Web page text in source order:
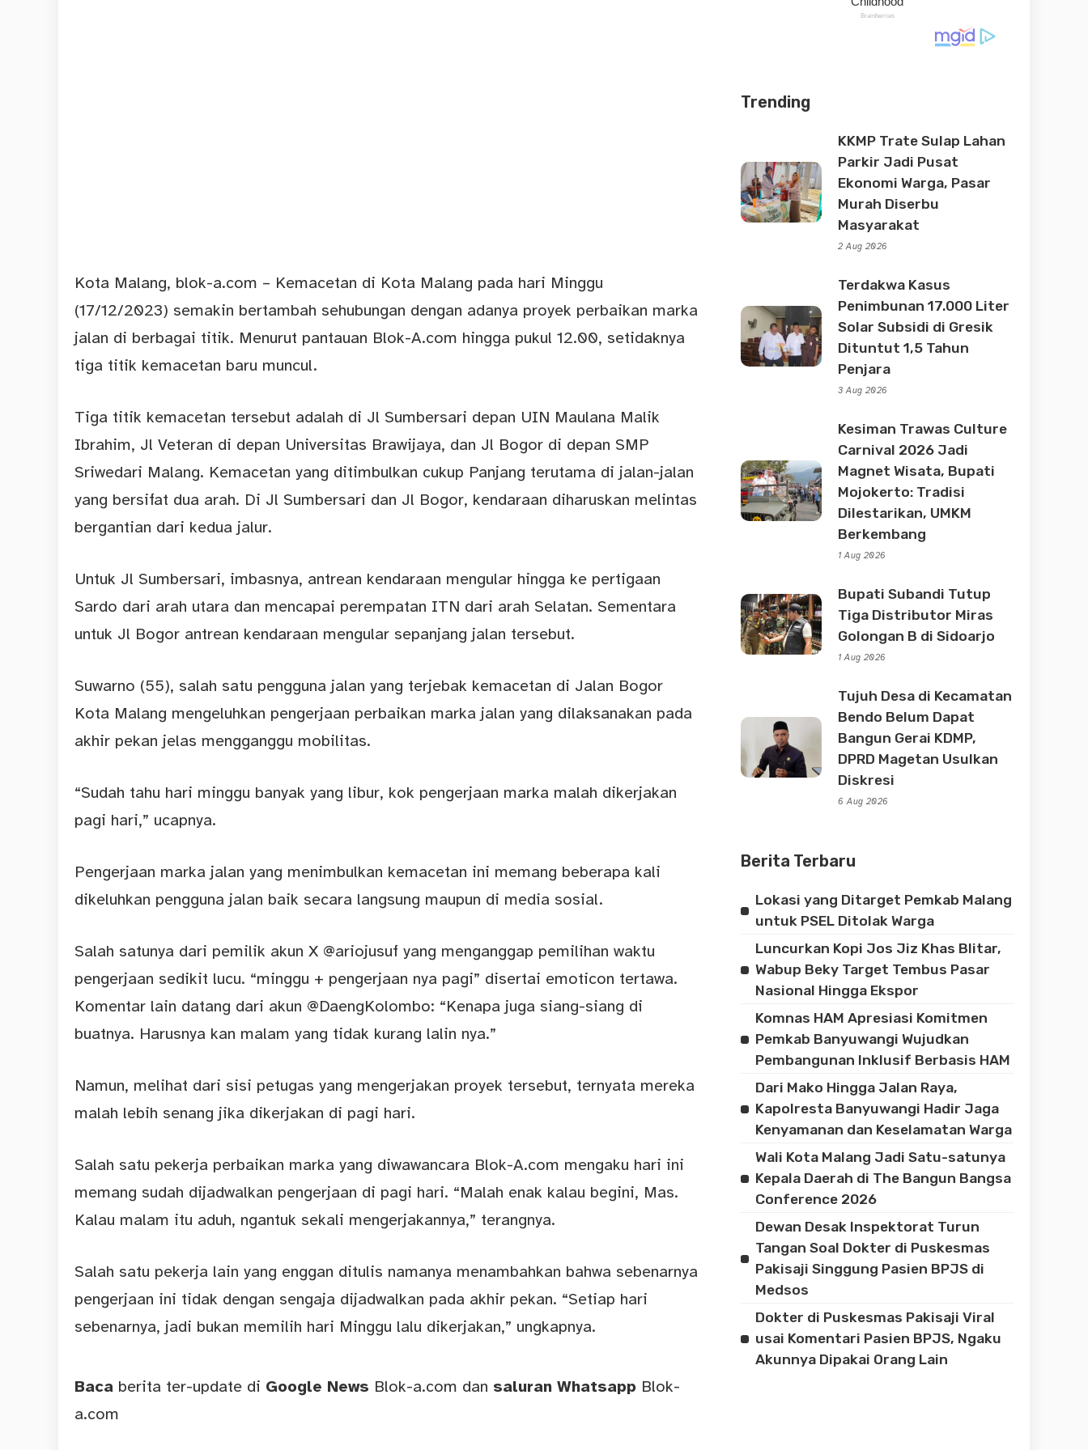
Kota Malang, blok-a.com – Kemacetan di Kota Malang pada hari Minggu
(17/12/2023) semakin bertambah sehubungan dengan adanya proyek perbaikan marka
jalan di berbagai titik. Menurut pantauan Blok-A.com hingga pukul 12.00, setidaknya
tiga titik kemacetan baru muncul.
Tiga titik kemacetan tersebut adalah di Jl Sumbersari depan UIN Maulana Malik
Ibrahim, Jl Veteran di depan Universitas Brawijaya, dan Jl Bogor di depan SMP
Sriwedari Malang. Kemacetan yang ditimbulkan cukup Panjang terutama di jalan-jalan
yang bersifat dua arah. Di Jl Sumbersari dan Jl Bogor, kendaraan diharuskan melintas
bergantian dari kedua jalur.
Untuk Jl Sumbersari, imbasnya, antrean kendaraan mengular hingga ke pertigaan
Sardo dari arah utara dan mencapai perempatan ITN dari arah Selatan. Sementara
untuk Jl Bogor antrean kendaraan mengular sepanjang jalan tersebut.
Suwarno (55), salah satu pengguna jalan yang terjebak kemacetan di Jalan Bogor
Kota Malang mengeluhkan pengerjaan perbaikan marka jalan yang dilaksanakan pada
akhir pekan jelas mengganggu mobilitas.
“Sudah tahu hari minggu banyak yang libur, kok pengerjaan marka malah dikerjakan
pagi hari,” ucapnya.
Pengerjaan marka jalan yang menimbulkan kemacetan ini memang beberapa kali
dikeluhkan pengguna jalan baik secara langsung maupun di media sosial.
Salah satunya dari pemilik akun X @ariojusuf yang menganggap pemilihan waktu
pengerjaan sedikit lucu. “minggu + pengerjaan nya pagi” disertai emoticon tertawa.
Komentar lain datang dari akun @DaengKolombo: “Kenapa juga siang-siang di
buatnya. Harusnya kan malam yang tidak kurang lalin nya.”
Namun, melihat dari sisi petugas yang mengerjakan proyek tersebut, ternyata mereka
malah lebih senang jika dikerjakan di pagi hari.
Salah satu pekerja perbaikan marka yang diwawancara Blok-A.com mengaku hari ini
memang sudah dijadwalkan pengerjaan di pagi hari. “Malah enak kalau begini, Mas.
Kalau malam itu aduh, ngantuk sekali mengerjakannya,” terangnya.
Salah satu pekerja lain yang enggan ditulis namanya menambahkan bahwa sebenarnya
pengerjaan ini tidak dengan sengaja dijadwalkan pada akhir pekan. “Setiap hari
sebenarnya, jadi bukan memilih hari Minggu lalu dikerjakan,” ungkapnya.
Baca berita ter-update di Google News Blok-a.com dan saluran Whatsapp Blok-
a.com
Trending
KKMP Trate Sulap Lahan
Parkir Jadi Pusat
Ekonomi Warga, Pasar
Murah Diserbu
Masyarakat
2 Aug 2026
Terdakwa Kasus
Penimbunan 17.000 Liter
Solar Subsidi di Gresik
Dituntut 1,5 Tahun
Penjara
3 Aug 2026
Kesiman Trawas Culture
Carnival 2026 Jadi
Magnet Wisata, Bupati
Mojokerto: Tradisi
Dilestarikan, UMKM
Berkembang
1 Aug 2026
Bupati Subandi Tutup
Tiga Distributor Miras
Golongan B di Sidoarjo
1 Aug 2026
Tujuh Desa di Kecamatan
Bendo Belum Dapat
Bangun Gerai KDMP,
DPRD Magetan Usulkan
Diskresi
6 Aug 2026
Berita Terbaru
Lokasi yang Ditarget Pemkab Malang
untuk PSEL Ditolak Warga
Luncurkan Kopi Jos Jiz Khas Blitar,
Wabup Beky Target Tembus Pasar
Nasional Hingga Ekspor
Komnas HAM Apresiasi Komitmen
Pemkab Banyuwangi Wujudkan
Pembangunan Inklusif Berbasis HAM
Dari Mako Hingga Jalan Raya,
Kapolresta Banyuwangi Hadir Jaga
Kenyamanan dan Keselamatan Warga
Wali Kota Malang Jadi Satu-satunya
Kepala Daerah di The Bangun Bangsa
Conference 2026
Dewan Desak Inspektorat Turun
Tangan Soal Dokter di Puskesmas
Pakisaji Singgung Pasien BPJS di
Medsos
Dokter di Puskesmas Pakisaji Viral
usai Komentari Pasien BPJS, Ngaku
Akunnya Dipakai Orang Lain